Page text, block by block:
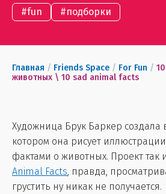
#fun #подборки
Главная / Friends Space / For Fun /
животных \ 10 sad animal facts
Художница Брук Баркер создала
котором она рисует
фактами о животных. Проект так
Animal Facts, правда,
грустить ну никак не получается.